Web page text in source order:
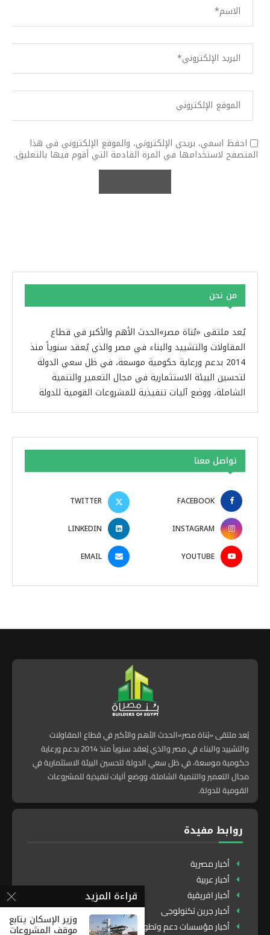
احفظ اسمي، بريدي الإلكتروني، والموقع الإلكتروني في هذا
المتصفح لاستخدامها في المرة القادمة التي أقوم فيها بالتعليق.
من نحن
يُعد ملتقى «بُناة مصر»الحدث الأهم والأكبر في قطاع
المقاولات والتشييد والبناء في مصر والذي يُعقد سنوياً منذ
2014 بدعم ورعاية حكومية موسعة، في ظل سعي الدولة
لتحسين البيئة الاستثمارية في مجال التعمير والتنمية
الشاملة، ووضع آليات تنفيذية للمشروعات القومية للدولة
تواصل معنا
FACEBOOK
TWITTER
INSTAGRAM
LINKEDIN
YOUTUBE
EMAIL
يُعد ملتقى «بُناة مصر»الحدث الأهم والأكبر في قطاع المقاولات
والتشييد والبناء في مصر والذي يُعقد سنوياً منذ 2014 بدعم ورعاية
حكومية موسعة، في ظل سعي الدولة لتحسين البيئة الاستثمارية في
مجال التعمير والتنمية الشاملة، ووضع آليات تنفيذية للمشروعات
القومية للدولة.
روابط مفيدة
أخبار مصرية
أخبار عربية
أخبار افريقية
أخبار جرين تكنولوجى
أخبار مؤسسات دعم وتطوير
قراءة المزيد
وزير الإسكان يتابع
موقف المشروعات